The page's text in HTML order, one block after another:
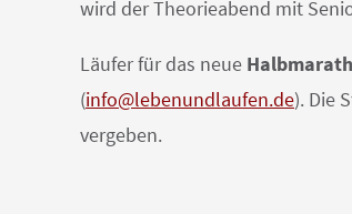
wird der Theorieabend mit
Läufer für das neue
(info@lebenundlaufen.de). Die
vergeben.